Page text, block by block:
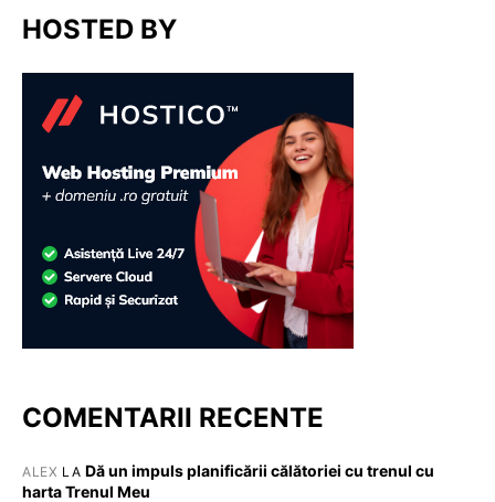
HOSTED BY
COMENTARII RECENTE
ALEX LA Dă un impuls planificării călătoriei cu trenul cu
harta Trenul Meu